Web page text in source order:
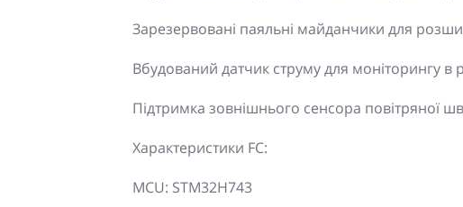
Зарезервовані паяльні майданчики для
Вбудований датчик струму для моніторингу в
Підтримка зовнішнього сенсора повітряної
Характеристики FC:
MCU: STM32H743